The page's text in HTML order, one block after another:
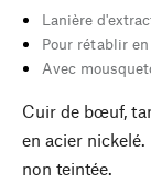
Lanière
Pour rétablir
Avec
Cuir de bœuf,
en acier
non teintée.